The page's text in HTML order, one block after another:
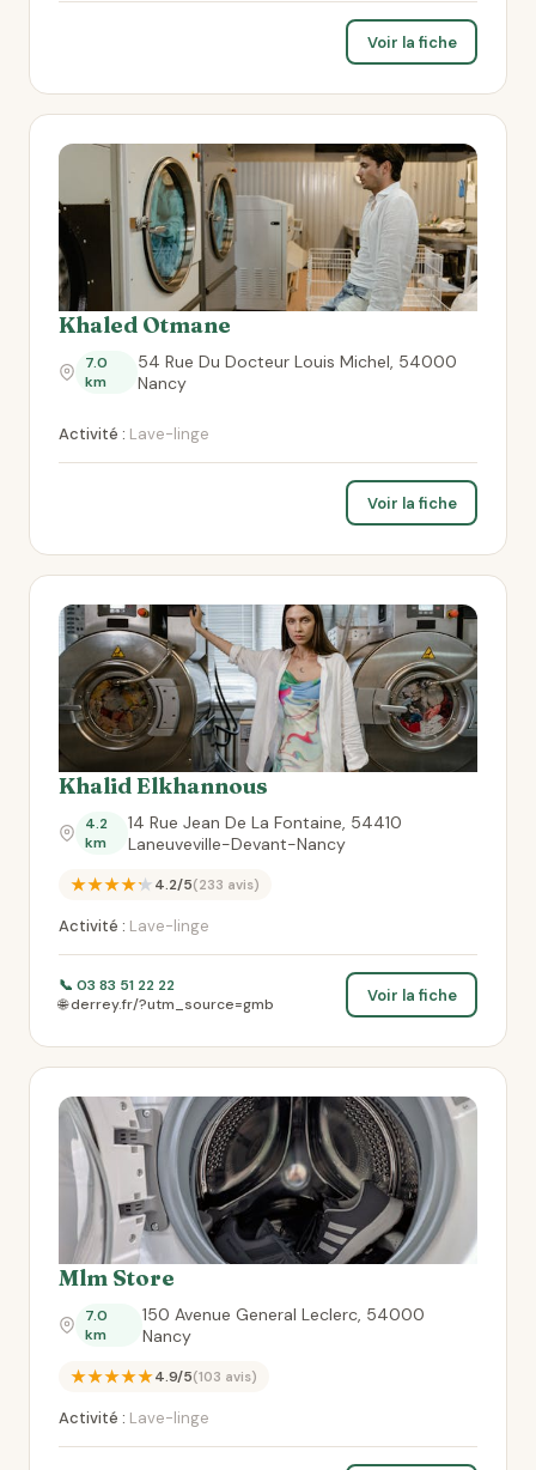
Voir la fiche
Khaled Otmane
7.0
km
54 Rue Du Docteur Louis Michel, 54000
Nancy
Activité : Lave-linge
Voir la fiche
Khalid Elkhannous
4.2
km
14 Rue Jean De La Fontaine, 54410
Laneuveville-Devant-Nancy
★★★★★4.2/5(233 avis)
Activité : Lave-linge
📞 03 83 51 22 22
🌐 derrey.fr/?utm_source=gmb
Voir la fiche
Mlm Store
7.0
km
150 Avenue General Leclerc, 54000
Nancy
★★★★★4.9/5(103 avis)
Activité : Lave-linge